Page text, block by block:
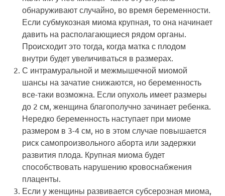
обнаруживают случайно, во время беременности.
Если субмукозная миома крупная, то она начинает
давить на располагающиеся рядом органы.
Происходит это тогда, когда матка с плодом
внутри будет увеличиваться в размерах.
С интрамуральной и межмышечной миомой
шансы на зачатие снижаются, но беременность
все-таки возможна. Если опухоль имеет размеры
до 2 см, женщина благополучно зачинает ребенка.
Нередко беременность наступает при миоме
размером в 3-4 см, но в этом случае повышается
риск самопроизвольного аборта или задержки
развития плода. Крупная миома будет
способствовать нарушению кровоснабжения
плаценты.
Если у женщины развивается субсерозная миома,